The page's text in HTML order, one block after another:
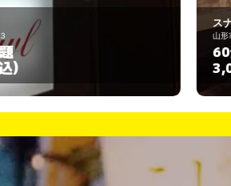
ク 蓮華
町3-2-20
飲み放題
円 (税込)